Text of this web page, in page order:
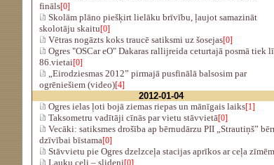
fināls[0]
Skolām plāno piešķirt lielāku brīvību, ļaujot samazināt
skolotāju skaitu[0]
Vētras nogāzts koks traucē satiksmi uz šosejas[0]
Ogres "OSCar eO" Dakaras rallijreida ceturtajā posmā tiek
86.vietai[0]
„Eirodziesmas 2012” pirmajā pusfinālā balsosim par
ogrēniešiem (video)[4]
2012-01-04
Ogres ielas ļoti bojā ziemas riepas un mānīgais laiks[1]
Taksometru vadītāji cīnās par vietu stāvvietā[0]
Vecāki: satiksmes drošība ap bērnudārzu PII „Strautiņš”
dzīvībai bīstama[0]
Stāvvietu pie Ogres dzelzceļa stacijas aprīkos ar ceļa zīmēm
Lauku ceļi – slideni[0]